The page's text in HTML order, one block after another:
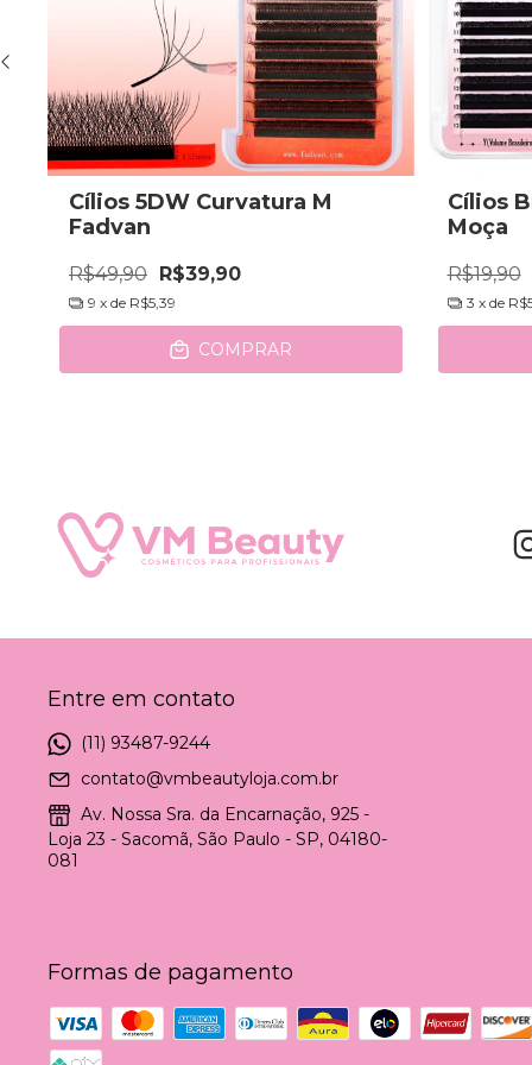
Cílios 5DW Curvatura M
Fadvan
R$49,90 R$39,90
9 x de R$5,39
COMPRAR
Cílios
Moça
R$19,90
3 x de
Entre em contato
(11) 93487-9244
contato@vmbeautyloja.com.br
Av. Nossa Sra. da Encarnação, 925 -
Loja 23 - Sacomã, São Paulo - SP, 04180-
081
Formas de pagamento